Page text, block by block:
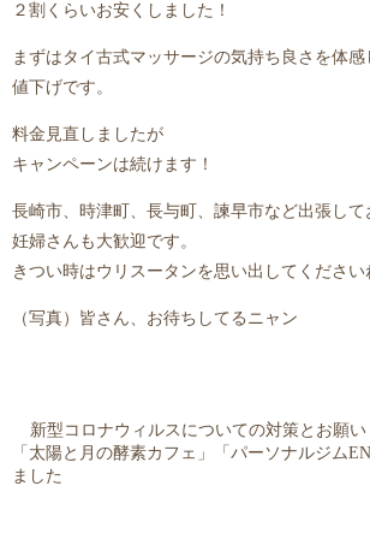
２割くらいお安くしました！
まずはタイ古式マッサージの気持ち良さを体
値下げです。
料金見直しましたが
キャンペーンは続けます！
長崎市、時津町、長与町、諫早市など出張して
妊婦さんも大歓迎です。
きつい時はウリスータンを思い出してください
（写真）皆さん、お待ちしてるニャン
新型コロナウィルスについての対策とお願い
「太陽と月の酵素カフェ」「パーソナルジム
ました